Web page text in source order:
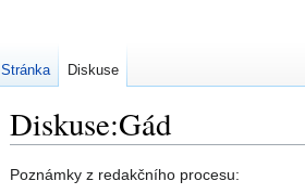
Diskuse:Gád
Skočit
Skočit
Poznámky z redakčního procesu:
Stránka Diskuse